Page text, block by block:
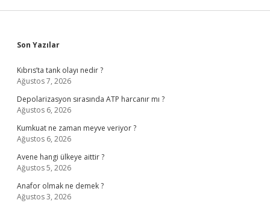
Sidebar
Son Yazılar
Kıbrıs’ta tank olayı nedir ?
Ağustos 7, 2026
Depolarizasyon sırasında ATP harcanır mı ?
Ağustos 6, 2026
Kumkuat ne zaman meyve veriyor ?
Ağustos 6, 2026
Avene hangi ülkeye aittir ?
Ağustos 5, 2026
Anafor olmak ne demek ?
Ağustos 3, 2026